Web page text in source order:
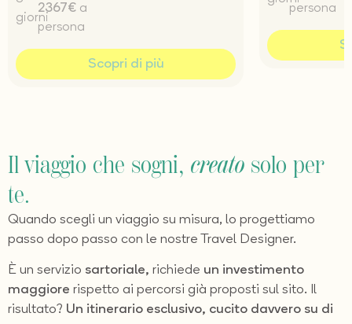
giorni
2367€ a
persona
Scopri di più
persona
Il viaggio che sogni, creato solo per
te.
Quando scegli un viaggio su misura, lo progettiamo
passo dopo passo con le nostre Travel Designer.
È un servizio sartoriale, richiede un investimento
maggiore rispetto ai percorsi già proposti sul sito. Il
risultato? Un itinerario esclusivo, cucito davvero su di